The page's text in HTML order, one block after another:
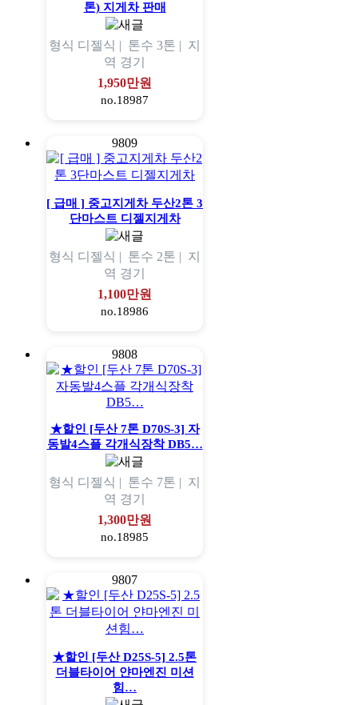
톤) 지게차 판매
형식 디젤식 | 톤수 3톤 | 지
역 경기
1,950만원
no.18987
9809
[ 급매 ] 중고지게차 두산2톤 3
단마스트 디젤지게차
형식 디젤식 | 톤수 2톤 | 지
역 경기
1,100만원
no.18986
9808
★할인 [두산 7톤 D70S-3] 자
동발4스플 각개식장착 DB5…
형식 디젤식 | 톤수 7톤 | 지
역 경기
1,300만원
no.18985
9807
★할인 [두산 D25S-5] 2.5톤
더블타이어 얀마엔진 미션
힘…